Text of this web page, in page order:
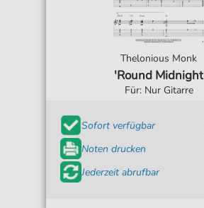
Thelonious Monk
'Round Midnight
Für: Nur Gitarre
Sofort verfügbar
Noten drucken
Jederzeit abrufbar